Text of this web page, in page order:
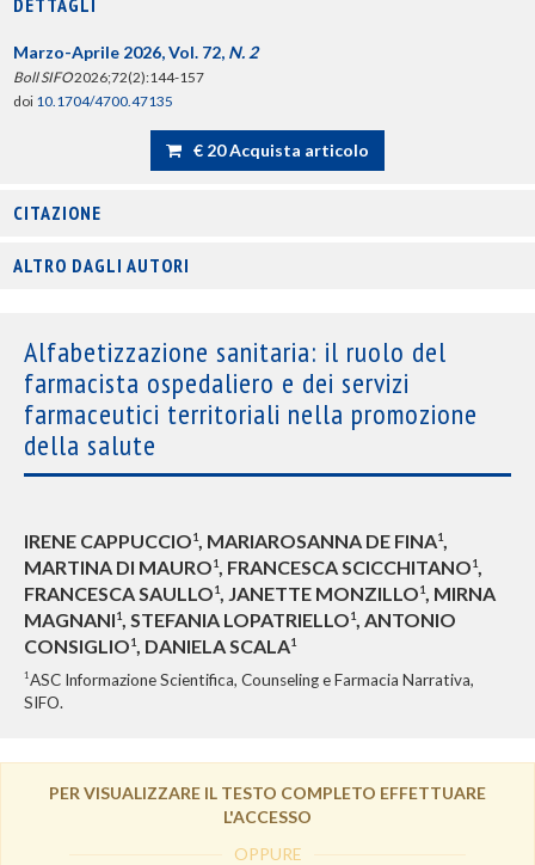
DETTAGLI
Marzo-Aprile 2026, Vol. 72, N. 2
Boll SIFO2026;72(2):144-157
doi 10.1704/4700.47135
€ 20 Acquista articolo
CITAZIONE
ALTRO DAGLI AUTORI
Alfabetizzazione sanitaria: il ruolo del
farmacista ospedaliero e dei servizi
farmaceutici territoriali nella promozione
della salute
IRENE CAPPUCCIO1, MARIAROSANNA DE FINA1,
MARTINA DI MAURO1, FRANCESCA SCICCHITANO1,
FRANCESCA SAULLO1, JANETTE MONZILLO1, MIRNA
MAGNANI1, STEFANIA LOPATRIELLO1, ANTONIO
CONSIGLIO1, DANIELA SCALA1
1ASC Informazione Scientifica, Counseling e Farmacia Narrativa,
SIFO.
PER VISUALIZZARE IL TESTO COMPLETO EFFETTUARE
L'ACCESSO
OPPURE